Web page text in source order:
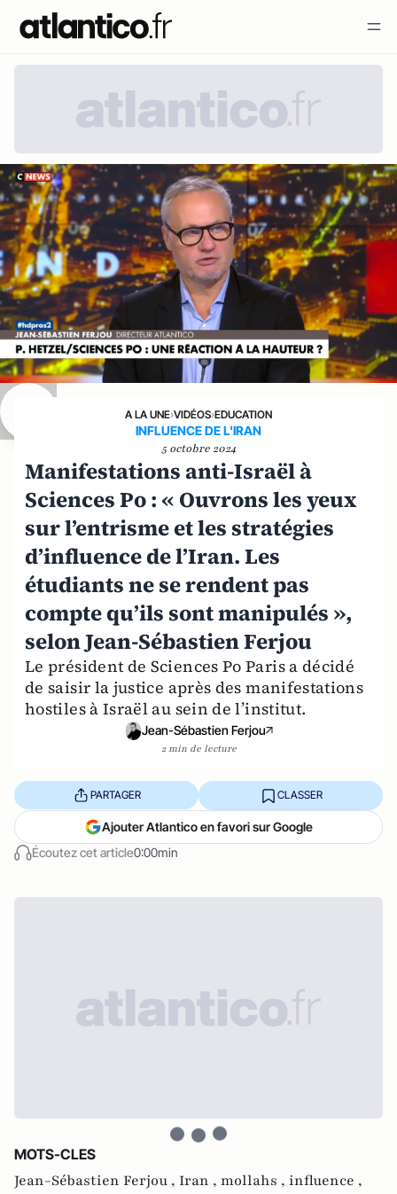
A LA UNE›VIDÉOS›EDUCATION
INFLUENCE DE L'IRAN
5 octobre 2024
Manifestations anti-Israël à
Sciences Po : « Ouvrons les yeux
sur l’entrisme et les stratégies
d’influence de l’Iran. Les
étudiants ne se rendent pas
compte qu’ils sont manipulés »,
selon Jean-Sébastien Ferjou
Le président de Sciences Po Paris a décidé
de saisir la justice après des manifestations
hostiles à Israël au sein de l’institut.
Jean-Sébastien Ferjou
2 min de lecture
Écoutez cet article0:00min
PARTAGER CLASSER
Ajouter Atlantico en favori sur Google
MOTS-CLES
Jean-Sébastien Ferjou , Iran , mollahs , influence ,